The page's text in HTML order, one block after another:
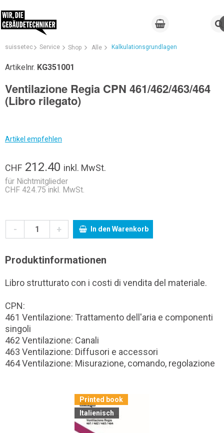
suissetec Service Shop Alle Kalkulationsgrundlagen
Artikelnr. KG351001
Ventilazione Regia CPN 461/462/463/464
(Libro rilegato)
Artikel empfehlen
CHF 212.40 inkl. MwSt.
für Nichtmitglieder
CHF 424.75 inkl. MwSt.
- + In den Warenkorb
Produktinformationen
Libro strutturato con i costi di vendita del materiale.
CPN:
461 Ventilazione: Trattamento dell'aria e componenti
singoli
462 Ventilazione: Canali
463 Ventilazione: Diffusori e accessori
464 Ventilazione: Misurazione, comando, regolazione
Printed book
Italienisch